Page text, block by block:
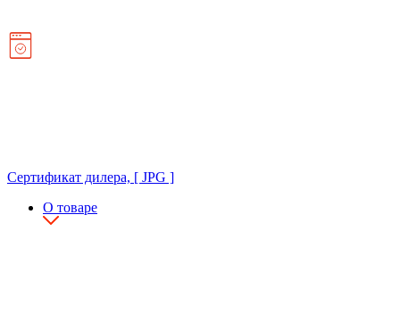
Сертификат дилера, [ JPG ]
О товаре